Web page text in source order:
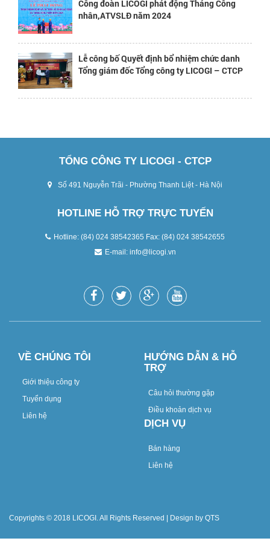
Công đoàn LICOGI phát động Tháng Công
nhân,ATVSLĐ năm 2024
Lễ công bố Quyết định bổ nhiệm chức danh
Tổng giám đốc Tổng công ty LICOGI – CTCP
TỔNG CÔNG TY LICOGI - CTCP
Số 491 Nguyễn Trãi - Phường Thanh Liệt - Hà Nội
HOTLINE HỖ TRỢ TRỰC TUYẾN
Hotline: (84) 024 38542365 Fax: (84) 024 38542655
E-mail: info@licogi.vn
VỀ CHÚNG TÔI
Giới thiệu công ty
Tuyển dụng
Liên hệ
HƯỚNG DẪN & HỖ
TRỢ
Câu hỏi thường gặp
Điều khoản dịch vụ
DỊCH VỤ
Bán hàng
Liên hệ
Copyrights © 2018 LICOGI. All Rights Reserved | Design by QTS